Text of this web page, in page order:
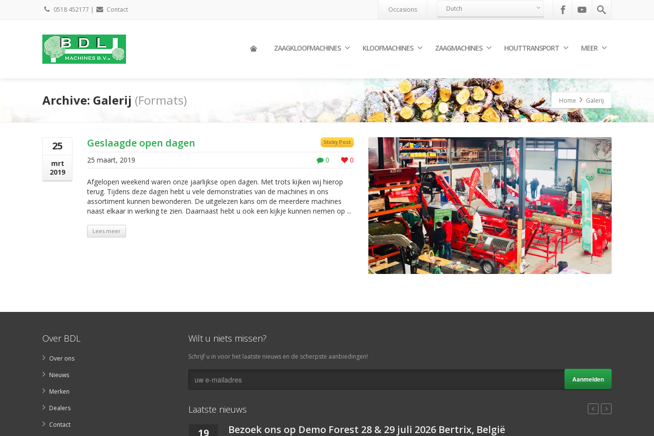
0518 452177 | Contact Occasions Dutch
ZAAGKLOOFMACHINES KLOOFMACHINES ZAAGMACHINES HOUTTRANSPORT MEER
Archive: Galerij (Formats) Home Galerij
25
mrt
2019
Geslaagde open dagen Sticky Post
0 0
25 maart, 2019
Afgelopen weekend waren onze jaarlijkse open dagen. Met trots kijken wij hierop
terug. Tijdens deze dagen hebt u vele demonstraties van de machines in ons
assortiment kunnen bewonderen. De uitgelezen kans om de meerdere machines
naast elkaar in werking te zien. Daarnaast hebt u ook een kijkje kunnen nemen op ...
Lees meer
Over BDL
Over ons
Nieuws
Merken
Dealers
Contact
Wilt u niets missen?
Schrijf u in voor het laatste nieuws en de scherpste aanbiedingen!
Aanmelden
Laatste nieuws
19 Bezoek ons op Demo Forest 28 & 29 juli 2026 Bertrix, België